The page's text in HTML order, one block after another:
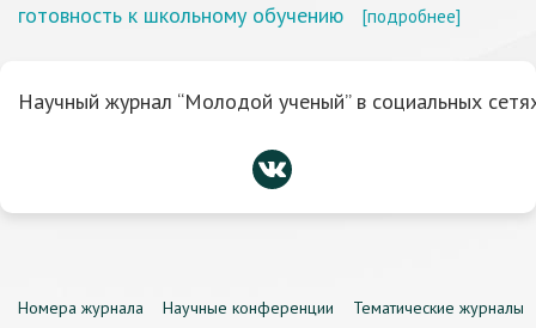
готовность к школьному обучению
[подробнее]
Научный журнал “Молодой ученый” в социальных
Номера журнала Научные конференции
Тематические журналы